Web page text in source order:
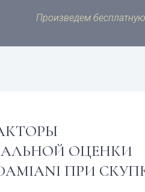
Произведем
ОЦЕНКИ
ПРИ